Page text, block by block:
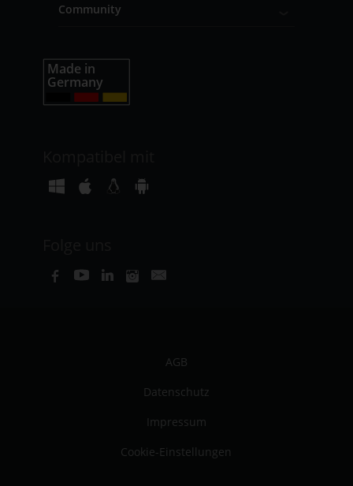
Community
AGB
Datenschutz
Impressum
Cookie-Einstellungen